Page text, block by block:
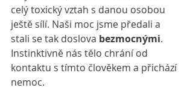
celý toxický vztah s danou osobou
ještě sílí. Naši moc jsme předali a
stali se tak doslova bezmocnými.
Instinktivně nás tělo chrání od
kontaktu s tímto člověkem a přichází
nemoc.